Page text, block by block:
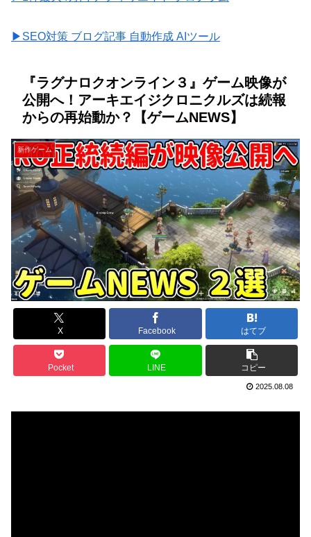
▶SEO対策 ブログ記事 自動作成 AIツール
『ラグナロクオンライン３』ゲーム映像が
公開へ！アーキエイジクロニクルズは続報
からの再始動か？【ゲームNEWS】
新作ゲーム
X Facebook はてブ
Pocket LINE コピー
2025.08.08